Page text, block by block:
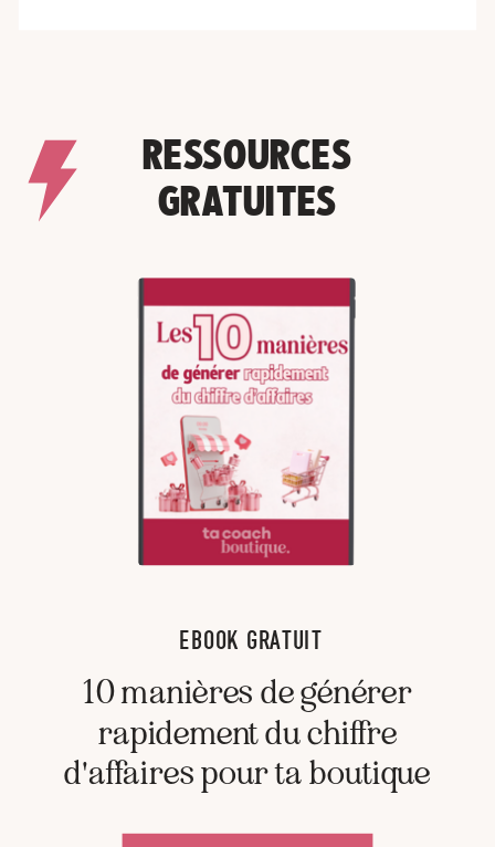
RESSOURCES
GRATUITES
10 manières de générer
rapidement du chiffre
d'affaires pour ta boutique
EBOOK GRATUIT